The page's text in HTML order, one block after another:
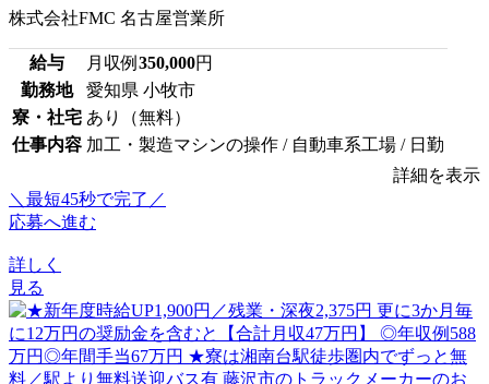
株式会社FMC 名古屋営業所
給与 月収例 350,000円
勤務地
愛知県 小牧市
寮・社宅 あり（無料）
仕事内容 加工・製造マシンの操作 / 自動車系工場 / 日勤
詳細を表示
＼最短45秒で完了／
応募へ進む
詳しく
見る